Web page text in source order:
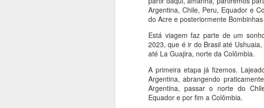
Argentina, Chile, Peru, Equador e
do Acre e posteriormente
Está viagem faz parte de um
2023, que é ir do Brasil até
até La Guajira, norte da Colômbia.
A primeira etapa já fizemos.
Argentina, abrangendo
Argentina, passar o norte do
Equador e por fim a Colômbia.